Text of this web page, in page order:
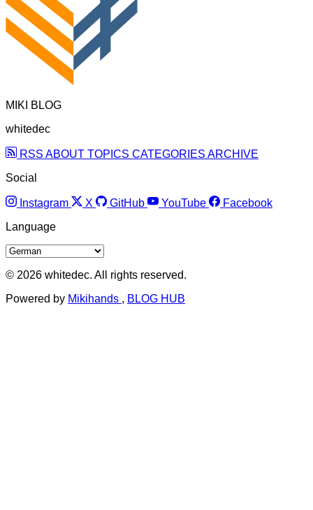
MIKI BLOG
whitedec
RSS ABOUT TOPICS CATEGORIES ARCHIVE
Social
Instagram X GitHub YouTube
Facebook
Language
© 2026 whitedec. All rights reserved.
Powered by Mikihands , BLOG HUB